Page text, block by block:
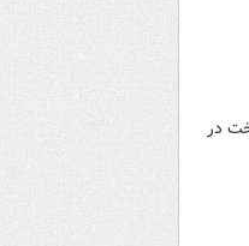
در